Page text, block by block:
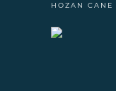
HOZAN CANE